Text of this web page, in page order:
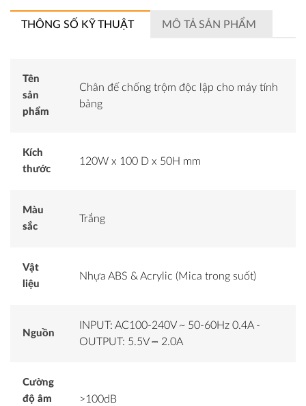
THÔNG SỐ KỸ THUẬT MÔ TẢ SẢN PHẨM
Tên
sản
phẩm
Chân đế chống trộm độc lập cho máy tính
bảng
Kích
thước
120W x 100 D x 50H mm
Màu
sắc
Trắng
Vật
liệu
Nhựa ABS & Acrylic (Mica trong suốt)
Nguồn
INPUT: AC100-240V ~ 50-60Hz 0.4A -
OUTPUT: 5.5V ⎓ 2.0A
Cường
độ âm
>100dB